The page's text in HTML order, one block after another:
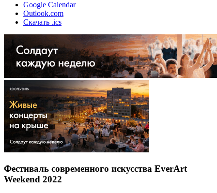
Google Calendar
Outlook.com
Скачать .ics
Фестиваль современного искусства EverArt
Weekend 2022